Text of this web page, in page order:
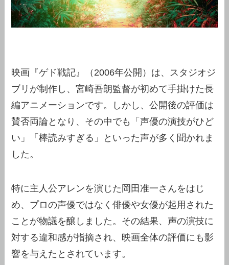
映画『ゲド戦記』（2006年公開）は、スタジオジ
ブリが制作し、宮崎吾朗監督が初めて手掛けた長
編アニメーションです。しかし、公開後の評価は
賛否両論となり、その中でも「声優の演技がひど
い」「棒読みすぎる」といった声が多く聞かれま
した。
特に主人公アレンを演じた岡田准一さんをはじ
め、プロの声優ではなく俳優や女優が起用された
ことが物議を醸しました。その結果、声の演技に
対する違和感が指摘され、映画全体の評価にも影
響を与えたとされています。